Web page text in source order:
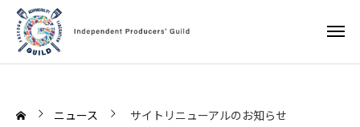
ニュース サイトリニューアルのお知らせ